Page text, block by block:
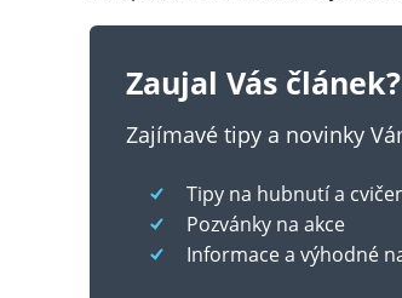
Zaujal Vás článek?
Zajímavé tipy a novinky
Tipy na hubnutí a
Pozvánky na akce
Informace a výhodné